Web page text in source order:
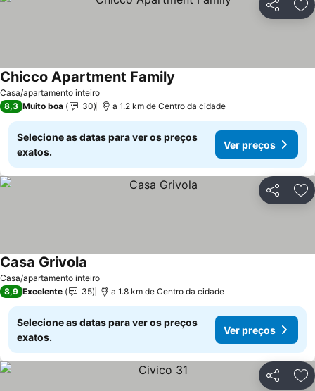
Partilhar
Casa/apartamento inteiro
Chicco Apartment Family
8,3 Muito boa 30 a 1.2 km de Centro da cidade
Selecione as datas para ver os preços
exatos.
Ver preços
Partilhar
Casa/apartamento inteiro
Casa Grivola
8,9 Excelente 35 a 1.8 km de Centro da cidade
Selecione as datas para ver os preços
exatos.
Ver preços
Partilhar